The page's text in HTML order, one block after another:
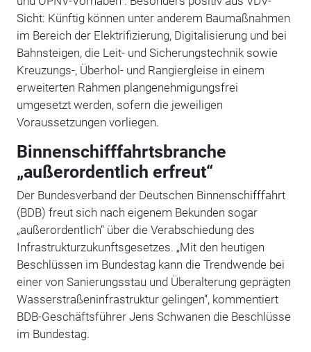
Sicht: Künftig können unter anderem Baumaßnahmen
im Bereich der Elektrifizierung, Digitalisierung und bei
Bahnsteigen, die Leit- und Sicherungstechnik sowie
Kreuzungs-, Überhol- und Rangiergleise in einem
erweiterten Rahmen plangenehmigungsfrei
umgesetzt werden, sofern die jeweiligen
Voraussetzungen vorliegen.
Binnenschifffahrtsbranche
„außerordentlich erfreut“
Der Bundesverband der Deutschen Binnenschifffahrt
(BDB) freut sich nach eigenem Bekunden sogar
„außerordentlich“ über die Verabschiedung des
Infrastrukturzukunftsgesetzes. „Mit den heutigen
Beschlüssen im Bundestag kann die Trendwende bei
einer von Sanierungsstau und Überalterung geprägten
Wasserstraßeninfrastruktur gelingen“, kommentiert
BDB-Geschäftsführer Jens Schwanen die Beschlüsse
im Bundestag.